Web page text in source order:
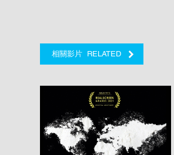
相關影片 RELATED